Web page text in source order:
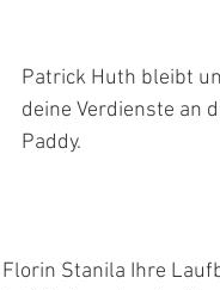
Patrick Huth bleibt
deine Verdienste an
Paddy.
Stanila Ihre